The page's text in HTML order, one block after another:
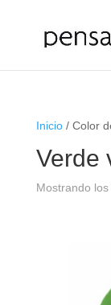
Inicio/ Color
Verde
Mostrando